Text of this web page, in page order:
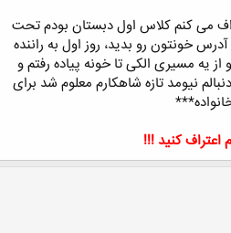
می کنم کلاس اول دبستان بودم تحت
آدرس خونتون رو بدید، روز اول به راننده
یه مسیری الکی تا خونه پیاده رفتم و
نیومد تازه شاهکارم معلوم شد برای
اعتراف کنید !!!